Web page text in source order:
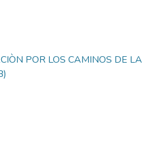
POR LOS CAMINOS DE LA